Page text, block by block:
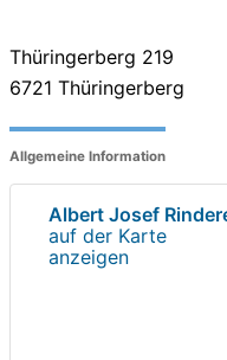
Thüringerberg 219
6721 Thüringerberg
Allgemeine Information
Albert Josef
auf der Karte
anzeigen